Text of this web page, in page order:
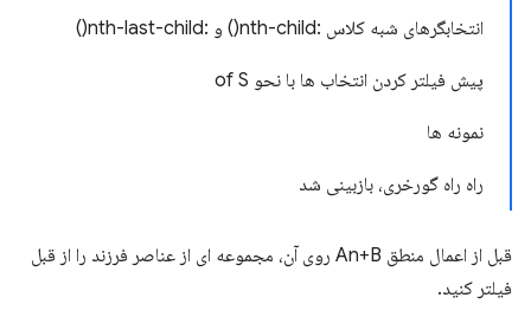
انتخابگرهای شبه کلاس :nth-child() و :nth-last-child()
پیش فیلتر کردن انتخاب ها با نحو of S
نمونه ها
راه راه گورخری، بازبینی شد
قبل از اعمال منطق An+B روی آن، مجموعه ای از عناصر فرزند را از قبل
فیلتر کنید.